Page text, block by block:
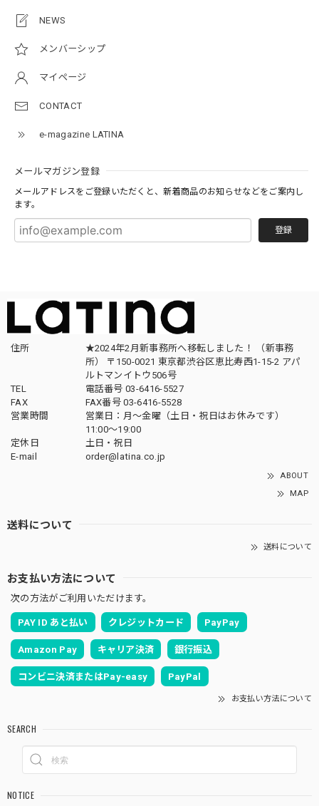
NEWS
メンバーシップ
マイページ
CONTACT
e-magazine LATINA
メールマガジン登録
メールアドレスをご登録いただくと、新着商品のお知らせなどをご案内し
ます。
登録
住所
★2024年2月新事務所へ移転しました！ （新事務
所） 〒150-0021 東京都渋谷区恵比寿西1-15-2 アパ
ルトマンイトウ506号
TEL
電話番号 03-6416-5527
FAX
FAX番号 03-6416-5528
営業時間
営業日：月〜金曜（土日・祝日はお休みです）
11:00〜19:00
定休日
土日・祝日
E-mail
order@latina.co.jp
ABOUT
MAP
送料について
送料について
お支払い方法について
次の方法がご利用いただけます。
PAY ID あと払い クレジットカード PayPay
Amazon Pay キャリア決済 銀行振込
コンビニ決済またはPay-easy PayPal
お支払い方法について
SEARCH
NOTICE